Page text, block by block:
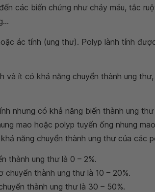
các biến chứng như chảy máu, tắc
ác tính (ung thư). Polyp lành tính
và ít có khả năng chuyển thành ung
nhưng có khả năng biến thành ung
mao hoặc polyp tuyến ống nhung
năng chuyển thành ung thư của các
thành ung thư là 0 – 2%.
chuyển thành ung thư là 10 – 20%.
thành ung thư là 30 – 50%.